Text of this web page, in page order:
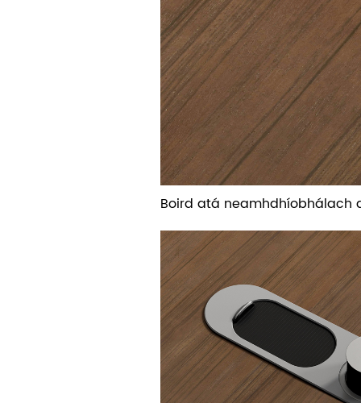
Boird atá neamhdhíobhálach